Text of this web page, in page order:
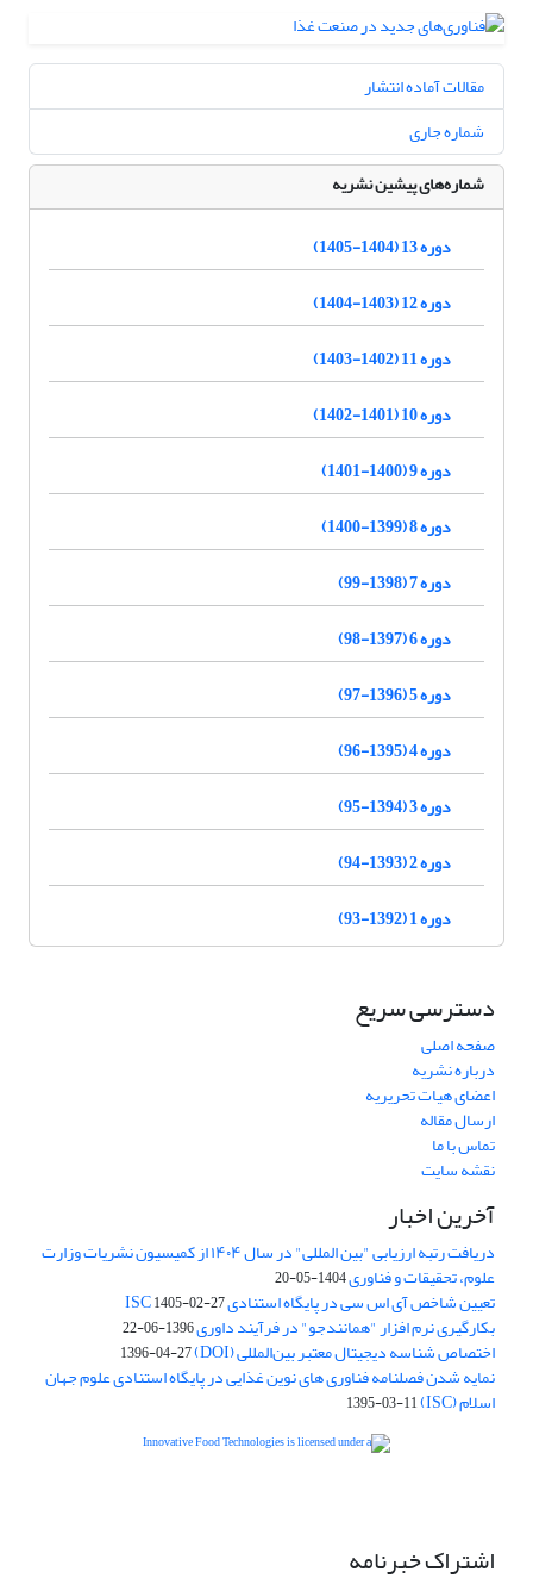
مقالات آماده انتشار
شماره جاری
شماره‌های پیشین نشریه
دوره 13 (1404-1405)
دوره 12 (1403-1404)
دوره 11 (1402-1403)
دوره 10 (1401-1402)
دوره 9 (1400-1401)
دوره 8 (1399-1400)
دوره 7 (1398-99)
دوره 6 (1397-98)
دوره 5 (1396-97)
دوره 4 (1395-96)
دوره 3 (1394-95)
دوره 2 (1393-94)
دوره 1 (1392-93)
دسترسی سریع
صفحه اصلی
درباره نشریه
اعضای هیات تحریریه
ارسال مقاله
تماس با ما
نقشه سایت
آخرین اخبار
دریافت رتبه ارزیابی "بین المللی" در سال ۱۴۰۴ از کمیسیون نشریات وزارت
علوم، تحقیقات و فناوری1404-05-20
تعیین شاخص آی اس سی در پایگاه استنادی ISC1405-02-27
بکارگیری نرم افزار "همانندجو" در فرآیند داوری1396-06-22
اختصاص شناسه دیجیتال معتبر بین‌المللی (DOI) 1396-04-27
نمایه شدن فصلنامه فناوری های نوین غذایی در پایگاه استنادی علوم جهان
اسلام (ISC) 1395-03-11
اشتراک خبرنامه